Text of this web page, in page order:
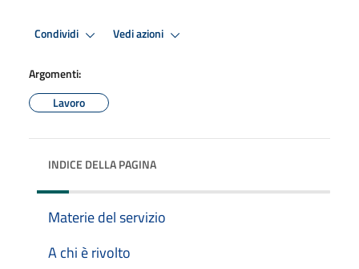
Condividi Vedi azioni
Argomenti:
Lavoro
INDICE DELLA PAGINA
Materie del servizio
A chi è rivolto